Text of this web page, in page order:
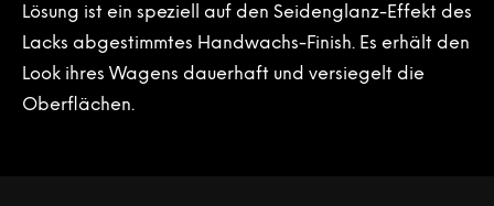
Lösung ist ein speziell auf den Seidenglanz-Effekt des
Lacks abgestimmtes Handwachs-Finish. Es erhält den
Look ihres Wagens dauerhaft und versiegelt die
Oberflächen.